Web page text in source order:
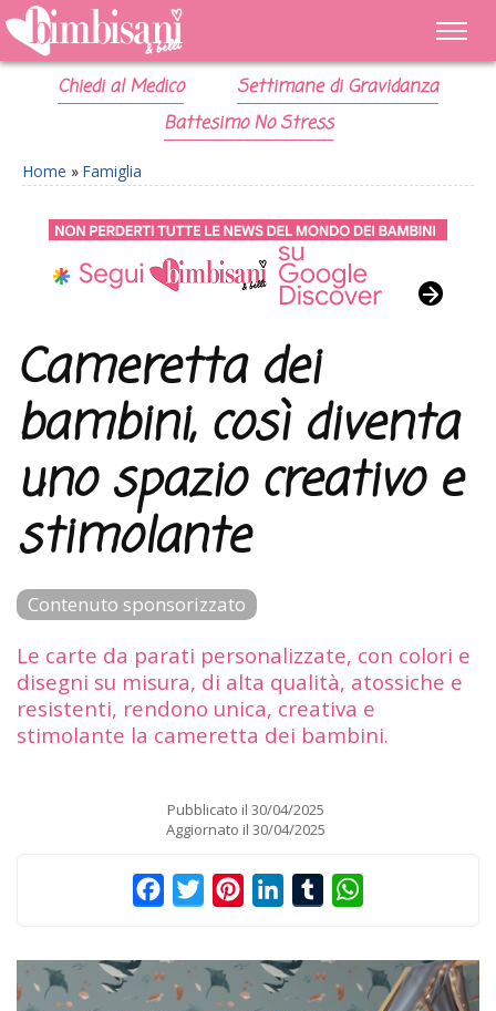
Chiedi al Medico
Settimane di Gravidanza
Battesimo No Stress
Home » Famiglia
Cameretta dei
bambini, così diventa
uno spazio creativo e
stimolante
Contenuto sponsorizzato
Le carte da parati personalizzate, con colori e
disegni su misura, di alta qualità, atossiche e
resistenti, rendono unica, creativa e
stimolante la cameretta dei bambini.
Pubblicato il 30/04/2025
Aggiornato il 30/04/2025
FacebookTwitterPinterestLinkedInTumblr